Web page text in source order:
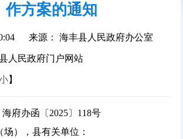
作方案的通知
来源： 海丰县人民政府办公室
人民政府门户网站
】
海府办函〔2025〕118号
），县有关单位：